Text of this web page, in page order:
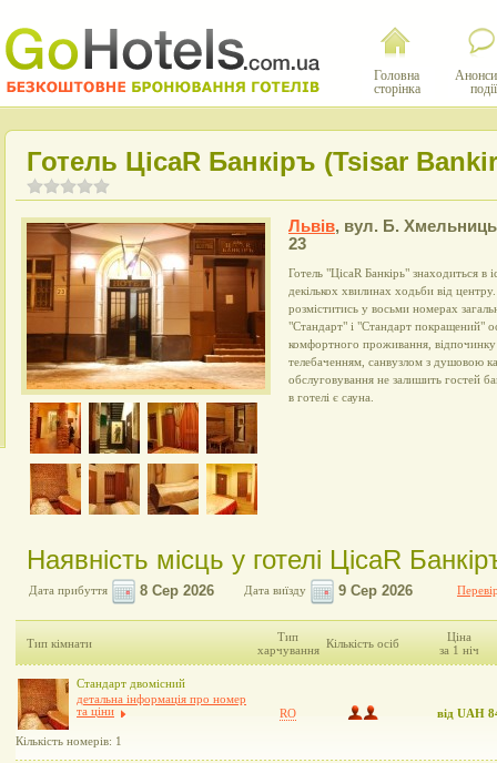
Головна
сторінка
події
Готель ЦісаR Банкіръ (Tsisar
Львів, вул. Б.
23
Готель "ЦісаR Банкірь" знаходиться в
декількох хвилинах ходьби від
розміститись у восьми номерах
"Стандарт" і "Стандарт покращений"
комфортного проживання,
телебаченням, санвузлом з душовою
обслуговування не залишить гостей
в готелі є сауна.
Наявність місць у готелі ЦісаR
Дата прибуття Дата виїзду
Тип кімнати
Тип
харчування Кількість осіб
Ціна
за 1 ніч
Стандарт двомісний
детальна інформація про номер
та ціни
Кількість номерів: 1
RO від UAH